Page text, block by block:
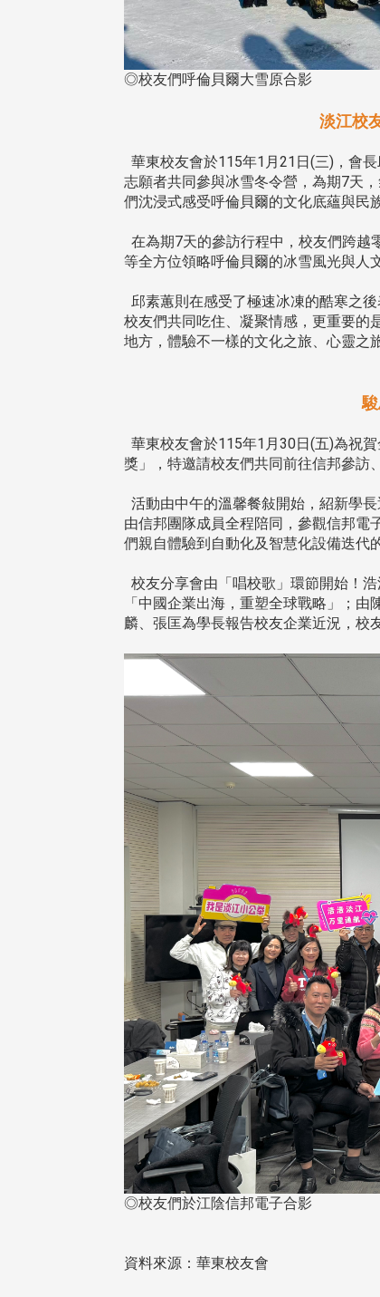
◎校友們呼倫貝爾大雪原合影
淡江校
華東校友會於115年1月21日(三)，會
志願者共同參與冰雪冬令營，為期7天
們沈浸式感受呼倫貝爾的文化底蘊與民
在為期7天的參訪行程中，校友們跨越
等全方位領略呼倫貝爾的冰雪風光與人
邱素蕙則在感受了極速冰凍的酷寒之
校友們共同吃住、凝聚情感，更重要的
地方，體驗不一樣的文化之旅、心靈之
華東校友會於115年1月30日(五)為祝
獎」，特邀請校友們共同前往信邦參訪
活動由中午的溫馨餐敍開始，紹新學
由信邦團隊成員全程陪同，參觀信邦電
們親自體驗到自動化及智慧化設備迭代
校友分享會由「唱校歌」環節開始！
「中國企業出海，重塑全球戰略」；
麟、張匡為學長報告校友企業近況，校
◎校友們於江陰信邦電子合影
資料來源：華東校友會
校友會活動 (海
校友會於115年6月10日(三)
日(二)，27名校友夥伴一同前
國寧夏省參訪，活 ...
2 版 校友會活動 (
外、縣市)
台北市校友會6月份活動
台北市校友會於6月6日(六)
「新店瑠公圳知性健行活
領隊温明正學長與副領隊
校友會活動 (系
系友會第3屆第4次理監事
大學電子與電機系友會於115
月28日在台北校區盛大舉辦
人科技與前瞻應用論壇」，特
3 版 校友會活動 (
所、其他)
風保系友會蘭陽探梅漫
共譜初夏歡樂樂章
在連日大雨陰霾下，風保
在115年6月27日(六)舉辦
遊，神奇迎來超幸運好天
捐款徵信、其他消
個人資料保護聲明
配合「個人資料保護法」之施
並導入個資管理，對於校友之
資料應盡善良管理人之責任，
4 版 捐款徵信、其
息
歡迎訂閱校友e報！